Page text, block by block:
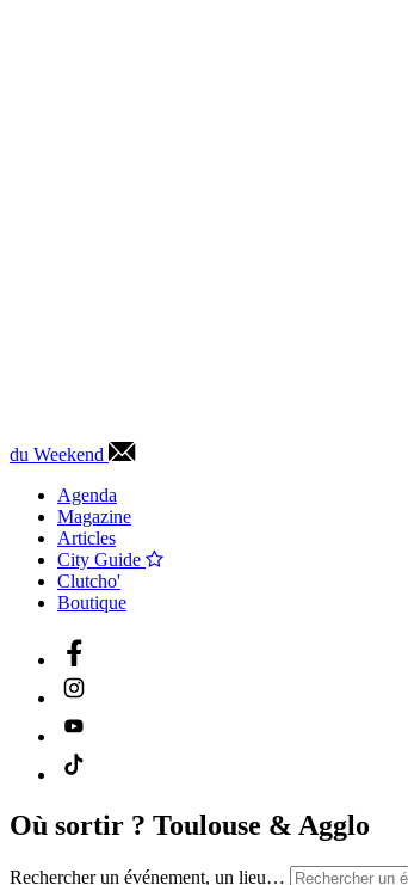
du Weekend
Agenda
Magazine
Articles
City Guide
Clutcho'
Boutique
Où sortir ? Toulouse & Agglo
Rechercher un événement, un lieu…